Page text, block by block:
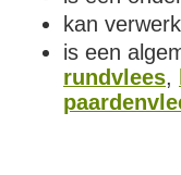
kan
is een
rundvlees,